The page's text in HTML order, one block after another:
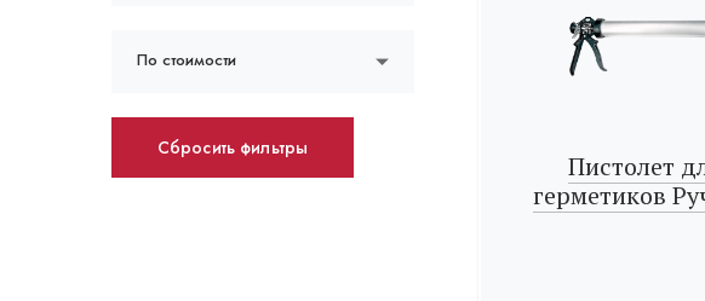
По стоимости
Сбросить фильтры
Пистолет
герметиков